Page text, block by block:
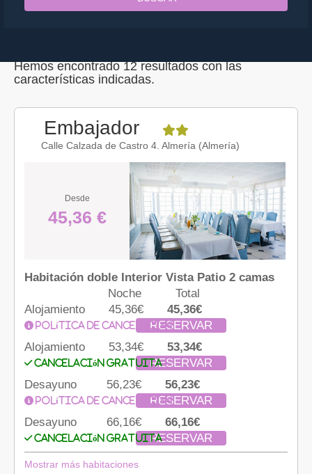
Hemos encontrado 12 resultados con las
características indicadas.
Embajador
Calle Calzada de Castro 4. Almería (Almería)
Desde
45,36 €
Habitación doble Interior Vista Patio 2 camas
Noche
Total
Alojamiento
45,36€
45,36€
RESERVAR
Política de cancelación
Alojamiento 53,34€
53,34€
RESERVAR
Cancelación gratuita
Desayuno 56,23€
56,23€
RESERVAR
Política de cancelación
Desayuno 66,16€
66,16€
RESERVAR
Cancelación gratuita
Mostrar más habitaciones